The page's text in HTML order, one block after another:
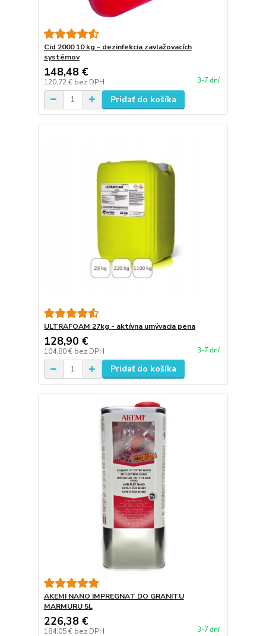
Cid 2000 10 kg - dezinfekcia zavlažovacích
systémov
148,48 €
120,72 € bez DPH 3-7 dní
Pridať do košíka
ULTRAFOAM 27kg - aktívna umývacia pena
128,90 €
104,80 € bez DPH 3-7 dní
Pridať do košíka
AKEMI NANO IMPREGNAT DO GRANITU
MARMURU 5L
226,38 €
184,05 € bez DPH 3-7 dní